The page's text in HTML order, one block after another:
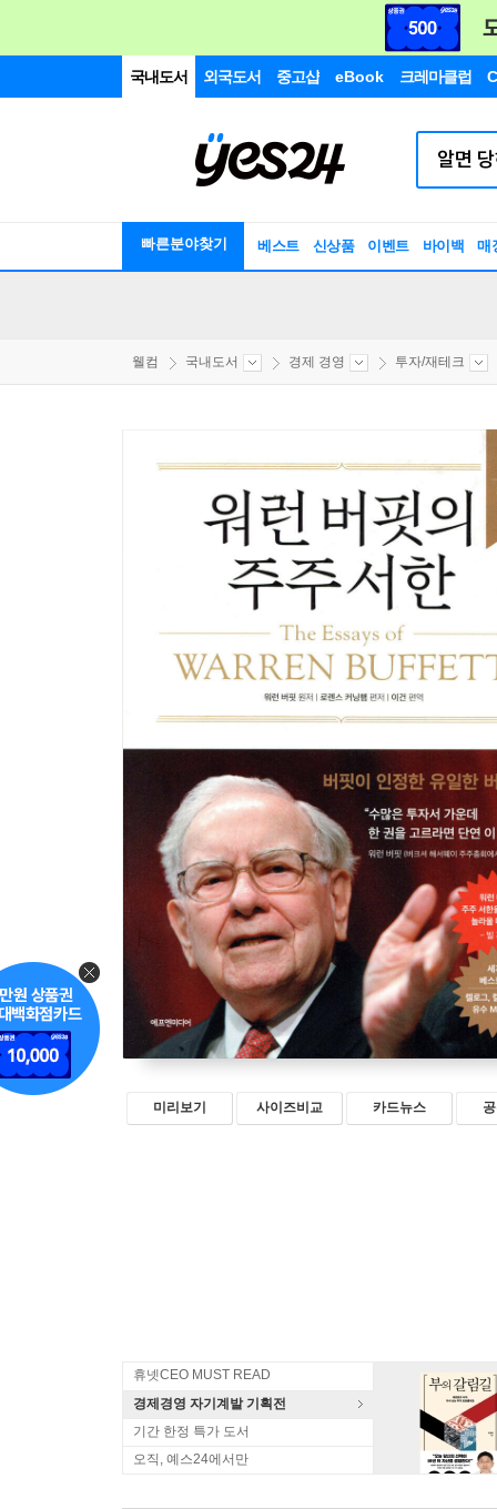
국내도서 외국도서 중고샵 eBook 크레마클럽
빠른분야찾기 베스트 신상품 이벤트 바이백 매
웰컴 국내도서 경제 경영 투자/재테크
미리보기 사이즈비교 카드뉴스
휴넷CEO MUST READ
경제경영 자기계발 기획전
기간 한정 특가 도서
오직, 예스24에서만